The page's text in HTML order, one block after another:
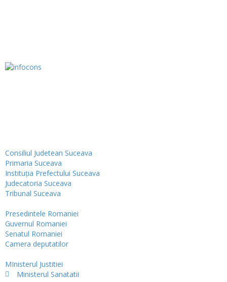
Consiliul Judetean Suceava
Primaria Suceava
Instituţia Prefectului Suceava
Judecatoria Suceava
Tribunal Suceava
Presedintele Romaniei
Guvernul Romaniei
Senatul Romaniei
Camera deputatilor
MInisterul Justitiei
Ministerul Sanatatii